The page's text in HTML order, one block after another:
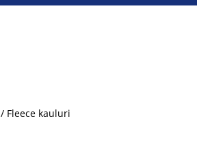
/ Fleece kauluri